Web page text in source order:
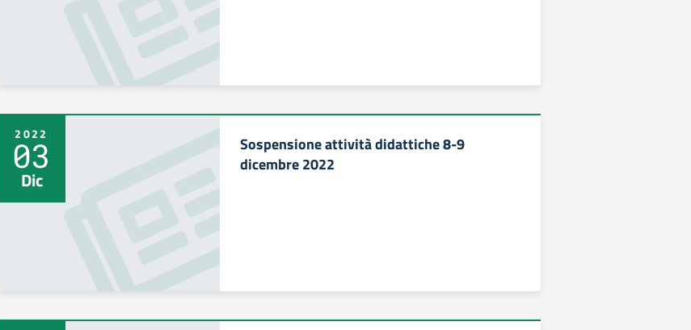
2022
03
Dic
Sospensione attività didattiche 8-9
dicembre 2022